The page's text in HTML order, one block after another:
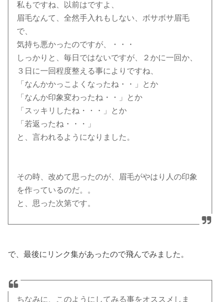
私もですね、以前はですよ、
眉毛なんて、全然手入れもしない、ボサボサ眉毛
で、
気持ち悪かったのですが、・・・
しっかりと、毎日ではないですが、２かに一回か、
３日に一回程度整える事によりですね、
「なんかかっこよくなったね・・」とか
「なんか印象変わったね・・」とか
「スッキリしたね・・・」とか
「若返ったね・・・」
と、言われるようになりました。
その時、改めて思ったのが、眉毛がやはり人の印象
を作っているのだ。。
と、思った次第です。
で、最後にリンク集があったので飛んでみました。
ちなみに、このようにしてみる事をオススメしま